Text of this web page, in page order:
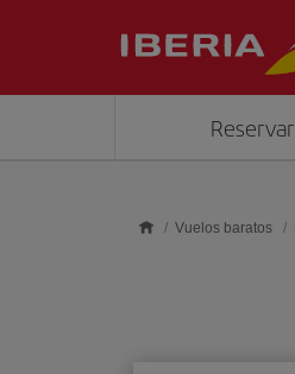
Reservar
Vuelos baratos